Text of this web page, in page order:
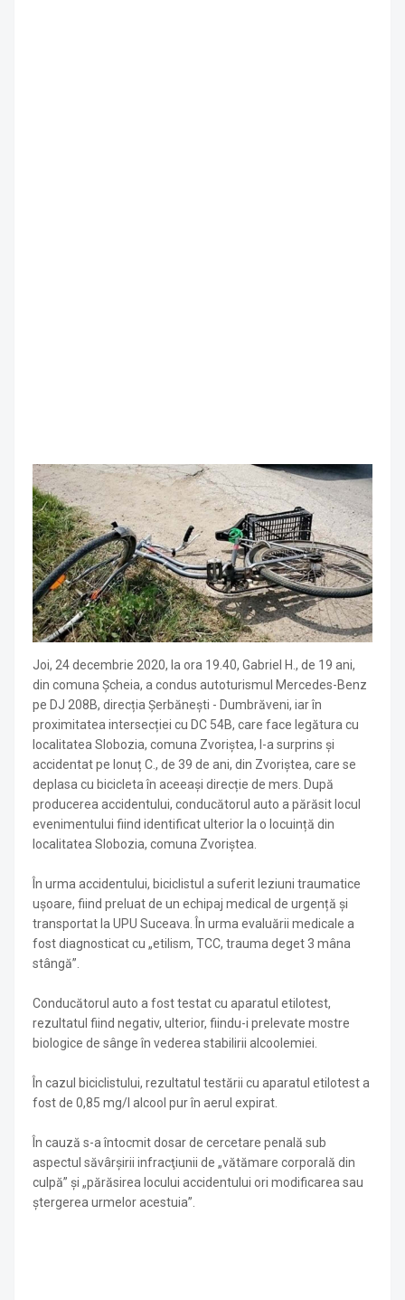
Joi, 24 decembrie 2020, la ora 19.40, Gabriel H., de 19 ani,
din comuna Șcheia, a condus autoturismul Mercedes-Benz
pe DJ 208B, direcția Șerbănești - Dumbrăveni, iar în
proximitatea intersecției cu DC 54B, care face legătura cu
localitatea Slobozia, comuna Zvoriștea, l-a surprins și
accidentat pe Ionuț C., de 39 de ani, din Zvoriștea, care se
deplasa cu bicicleta în aceeași direcție de mers. După
producerea accidentului, conducătorul auto a părăsit locul
evenimentului fiind identificat ulterior la o locuință din
localitatea Slobozia, comuna Zvoriștea.
În urma accidentului, biciclistul a suferit leziuni traumatice
ușoare, fiind preluat de un echipaj medical de urgență și
transportat la UPU Suceava. În urma evaluării medicale a
fost diagnosticat cu „etilism, TCC, trauma deget 3 mâna
stângă”.
Conducătorul auto a fost testat cu aparatul etilotest,
rezultatul fiind negativ, ulterior, fiindu-i prelevate mostre
biologice de sânge în vederea stabilirii alcoolemiei.
În cazul biciclistului, rezultatul testării cu aparatul etilotest a
fost de 0,85 mg/l alcool pur în aerul expirat.
În cauză s-a întocmit dosar de cercetare penală sub
aspectul săvârşirii infracţiunii de „vătămare corporală din
culpă” și „părăsirea locului accidentului ori modificarea sau
ștergerea urmelor acestuia”.